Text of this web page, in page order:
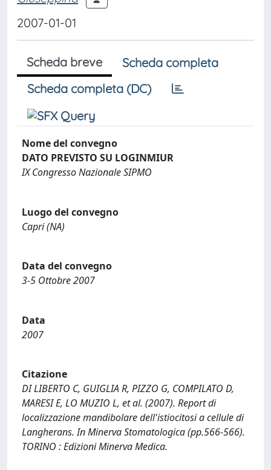
2007-01-01
Scheda breve
Scheda completa
Scheda completa (DC)
Nome del convegno
DATO PREVISTO SU LOGINMIUR
IX Congresso Nazionale SIPMO
Luogo del convegno
Capri (NA)
Data del convegno
3-5 Ottobre 2007
Data
2007
Citazione
DI LIBERTO C, GUIGLIA R, PIZZO G, COMPILATO D,
MARESI E, LO MUZIO L, et al. (2007). Report di
localizzazione mandibolare dell'istiocitosi a cellule di
Langherans. In Minerva Stomatologica (pp.566-566).
TORINO : Edizioni Minerva Medica.